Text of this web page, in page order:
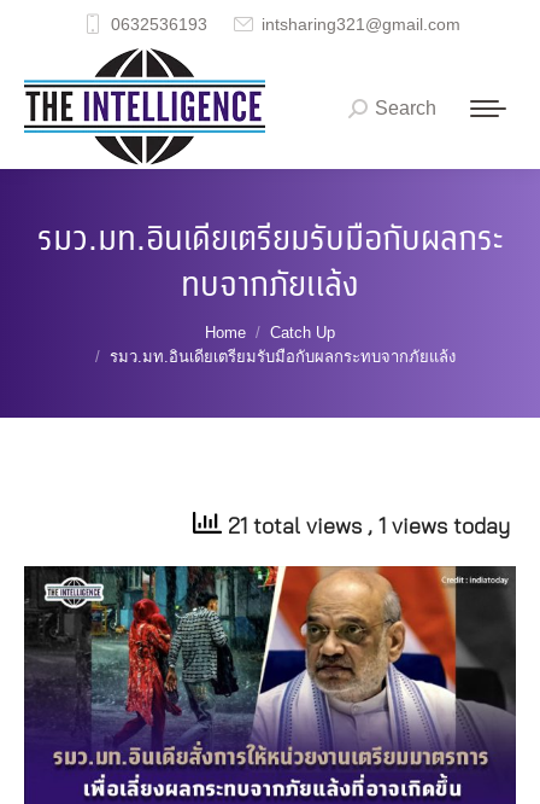
0632536193 intsharing321@gmail.com
Search:
Search
รมว.มท.อินเดียเตรียมรับมือกับผลกระ
ทบจากภัยแล้ง
Home
Catch Up
รมว.มท.อินเดียเตรียมรับมือกับผลกระทบจากภัยแล้ง
21 total views , 1 views today